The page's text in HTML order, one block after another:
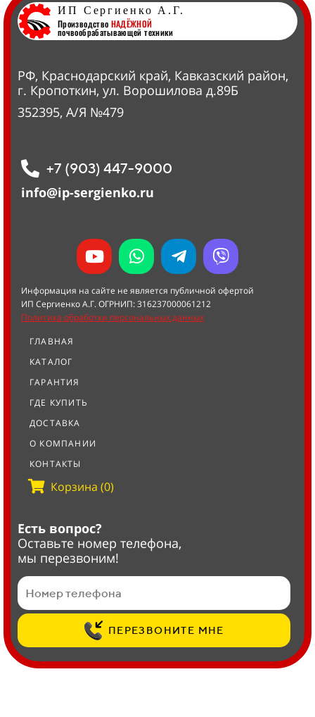
ИП Сергиенко А.Г.
Производство НАДЁЖНОЙ
почвообрабатывающей техники
РФ, Краснодарский край, Кавказский район,
г. Кропоткин, ул. Ворошилова д.89Б
352395, А/Я №479
+7 (903) 447-9000
info@ip-sergienko.ru
Информация на сайте не является публичной офертой
ИП Сергиенко А.Г. ОГРНИП: 316237000061212
Политика обработки персональных данных
ГЛАВНАЯ
КАТАЛОГ
ГАРАНТИЯ
ГДЕ КУПИТЬ
ДОСТАВКА
О КОМПАНИИ
КОНТАКТЫ
Корзина (0)
Есть вопрос?
Оставьте номер телефона,
мы перезвоним!
ПЕРЕЗВОНИТЕ МНЕ